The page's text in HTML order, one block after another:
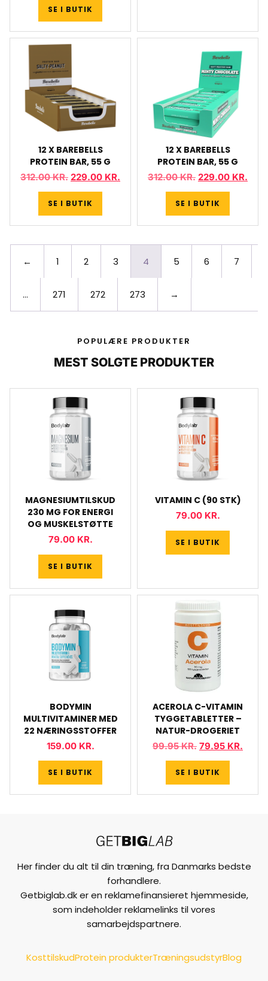
SE I BUTIK
12 X BAREBELLS
PROTEIN BAR, 55 G
312.00KR. 229.00 KR.
SE I BUTIK
12 X BAREBELLS
PROTEIN BAR, 55 G
312.00KR. 229.00 KR.
SE I BUTIK
← 1 2 3 4 5 6 7
… 271 272 273 →
POPULÆRE PRODUKTER
MEST SOLGTE PRODUKTER
MAGNESIUMTILSKUD
230 MG FOR ENERGI
OG MUSKELSTØTTE
79.00 KR.
SE I BUTIK
VITAMIN C (90 STK)
79.00 KR.
SE I BUTIK
BODYMIN
MULTIVITAMINER MED
22 NÆRINGSSTOFFER
159.00 KR.
SE I BUTIK
ACEROLA C-VITAMIN
TYGGETABLETTER –
NATUR-DROGERIET
99.95KR. 79.95 KR.
SE I BUTIK
Her finder du alt til din træning, fra Danmarks bedste
forhandlere.
Getbiglab.dk er en reklamefinansieret hjemmeside,
som indeholder reklamelinks til vores
samarbejdspartnere.
KosttilskudProtein produkterTræningsudstyrBlog